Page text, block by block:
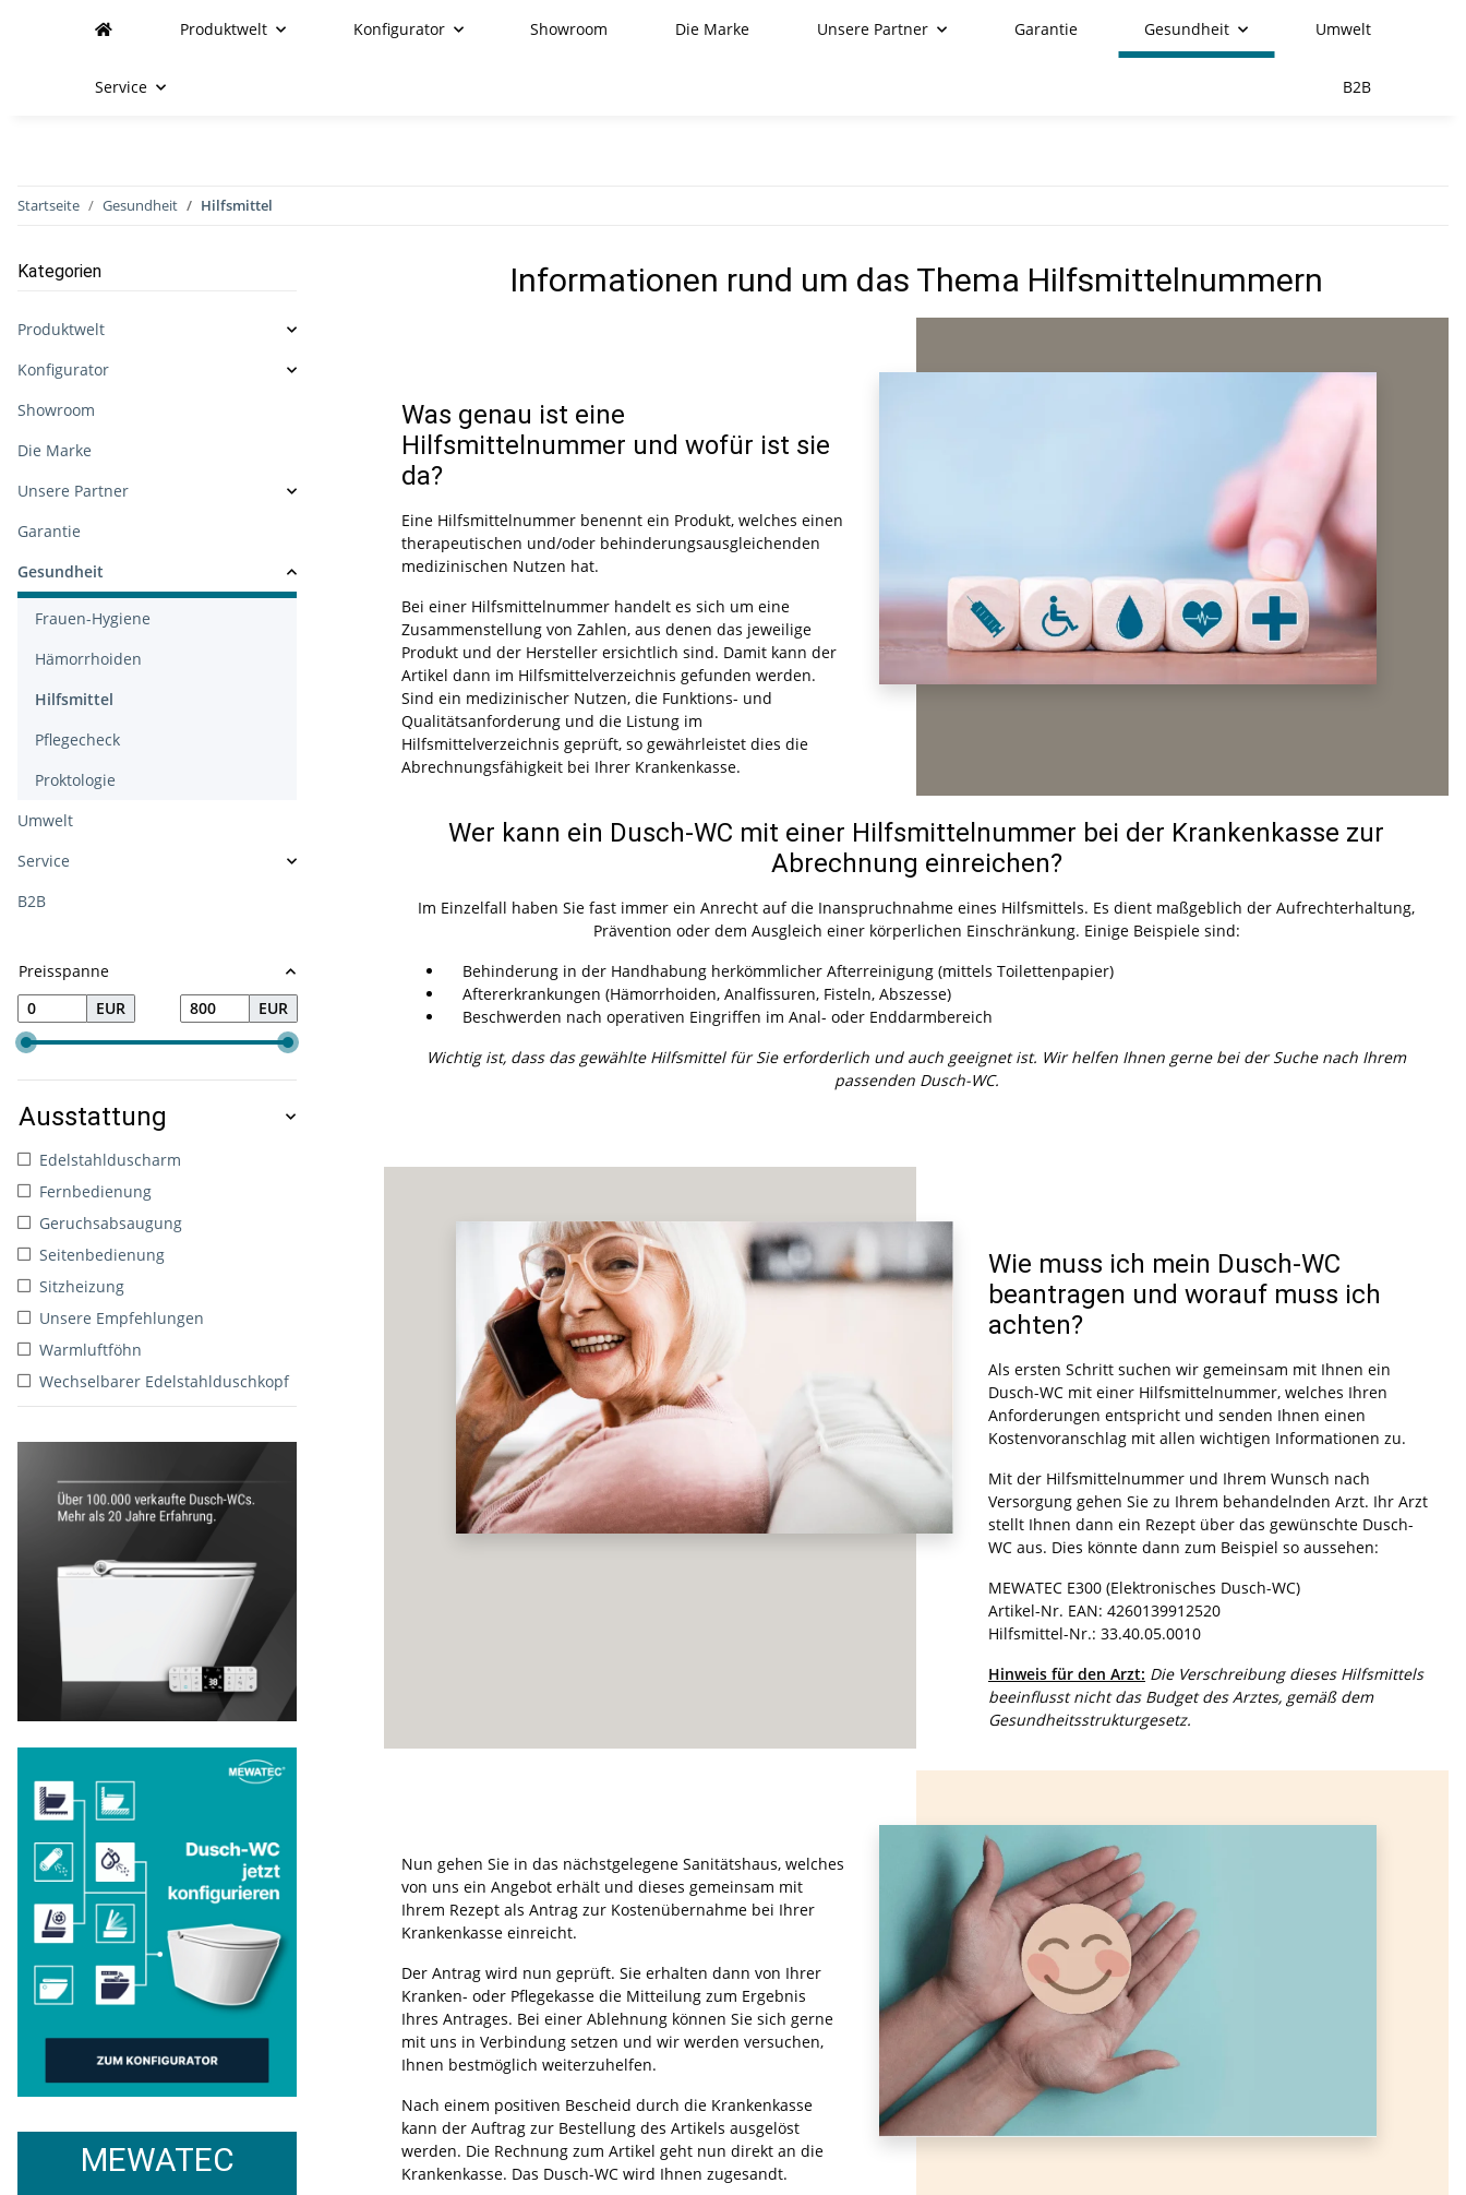
Produktwelt Konfigurator Showroom Die Marke Unsere Partner Garantie Gesundheit Umwelt
Service B2B
Startseite Gesundheit Hilfsmittel
Informationen rund um das Thema Hilfsmittelnummern
Was genau ist eine
Hilfsmittelnummer und wofür ist sie
da?
Eine Hilfsmittelnummer benennt ein Produkt, welches einen
therapeutischen und/oder behinderungsausgleichenden
medizinischen Nutzen hat.
Bei einer Hilfsmittelnummer handelt es sich um eine
Zusammenstellung von Zahlen, aus denen das jeweilige
Produkt und der Hersteller ersichtlich sind. Damit kann der
Artikel dann im Hilfsmittelverzeichnis gefunden werden.
Sind ein medizinischer Nutzen, die Funktions- und
Qualitätsanforderung und die Listung im
Hilfsmittelverzeichnis geprüft, so gewährleistet dies die
Abrechnungsfähigkeit bei Ihrer Krankenkasse.
Wer kann ein Dusch-WC mit einer Hilfsmittelnummer bei der Krankenkasse zur
Abrechnung einreichen?
Im Einzelfall haben Sie fast immer ein Anrecht auf die Inanspruchnahme eines Hilfsmittels. Es dient maßgeblich der Aufrechterhaltung,
Prävention oder dem Ausgleich einer körperlichen Einschränkung. Einige Beispiele sind:
Behinderung in der Handhabung herkömmlicher Afterreinigung (mittels Toilettenpapier)
Aftererkrankungen (Hämorrhoiden, Analfissuren, Fisteln, Abszesse)
Beschwerden nach operativen Eingriffen im Anal- oder Enddarmbereich
Wichtig ist, dass das gewählte Hilfsmittel für Sie erforderlich und auch geeignet ist. Wir helfen Ihnen gerne bei der Suche nach Ihrem
passenden Dusch-WC.
Wie muss ich mein Dusch-WC
beantragen und worauf muss ich
achten?
Als ersten Schritt suchen wir gemeinsam mit Ihnen ein
Dusch-WC mit einer Hilfsmittelnummer, welches Ihren
Anforderungen entspricht und senden Ihnen einen
Kostenvoranschlag mit allen wichtigen Informationen zu.
Mit der Hilfsmittelnummer und Ihrem Wunsch nach
Versorgung gehen Sie zu Ihrem behandelnden Arzt. Ihr Arzt
stellt Ihnen dann ein Rezept über das gewünschte Dusch-
WC aus. Dies könnte dann zum Beispiel so aussehen:
MEWATEC E300 (Elektronisches Dusch-WC)
Artikel-Nr. EAN: 4260139912520
Hilfsmittel-Nr.: 33.40.05.0010
Hinweis für den Arzt: Die Verschreibung dieses Hilfsmittels
beeinflusst nicht das Budget des Arztes, gemäß dem
Gesundheitsstrukturgesetz.
Nun gehen Sie in das nächstgelegene Sanitätshaus, welches
von uns ein Angebot erhält und dieses gemeinsam mit
Ihrem Rezept als Antrag zur Kostenübernahme bei Ihrer
Krankenkasse einreicht.
Der Antrag wird nun geprüft. Sie erhalten dann von Ihrer
Kranken- oder Pflegekasse die Mitteilung zum Ergebnis
Ihres Antrages. Bei einer Ablehnung können Sie sich gerne
mit uns in Verbindung setzen und wir werden versuchen,
Ihnen bestmöglich weiterzuhelfen.
Nach einem positiven Bescheid durch die Krankenkasse
kann der Auftrag zur Bestellung des Artikels ausgelöst
werden. Die Rechnung zum Artikel geht nun direkt an die
Krankenkasse. Das Dusch-WC wird Ihnen zugesandt.
Kategorien
Produktwelt
Konfigurator
Showroom
Die Marke
Unsere Partner
Garantie
Gesundheit
Frauen-Hygiene
Hämorrhoiden
Hilfsmittel
Pflegecheck
Proktologie
Umwelt
Service
B2B
Preisspanne
EUR
EUR
Ausstattung
Edelstahlduscharm
Fernbedienung
Geruchsabsaugung
Seitenbedienung
Sitzheizung
Unsere Empfehlungen
Warmluftföhn
Wechselbarer Edelstahlduschkopf
MEWATEC